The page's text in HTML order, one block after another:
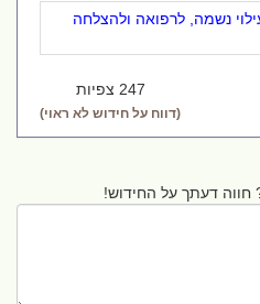
נשמה, לרפואה ולהצלחה
247 צפיות
(דווח על חידוש לא ראוי)
דעתך על החידוש!